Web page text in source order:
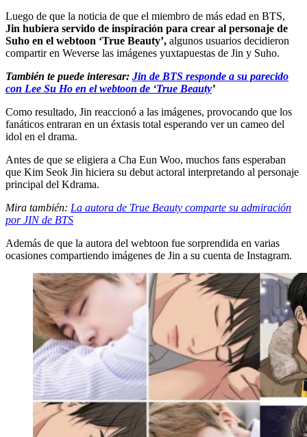
Luego de que la noticia de que el miembro de más edad en BTS,
Jin hubiera servido de inspiración para crear al personaje de
Suho en el webtoon ‘True Beauty’, algunos usuarios decidieron
compartir en Weverse las imágenes yuxtapuestas de Jin y Suho.
También te puede interesar: Jin de BTS responde a su parecido
con Lee Su Ho en el webtoon de ‘True Beauty’
Como resultado, Jin reaccionó a las imágenes, provocando que los
fanáticos entraran en un éxtasis total esperando ver un cameo del
idol en el drama.
Antes de que se eligiera a Cha Eun Woo, muchos fans esperaban
que Kim Seok Jin hiciera su debut actoral interpretando al personaje
principal del Kdrama.
Mira también: La autora de True Beauty comparte su admiración
por JIN de BTS
Además de que la autora del webtoon fue sorprendida en varias
ocasiones compartiendo imágenes de Jin a su cuenta de Instagram.